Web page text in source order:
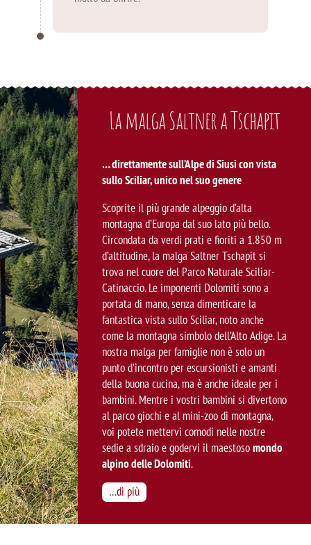
La malga Saltner a Tschapit
… direttamente sull’Alpe di Siusi con vista
sullo Sciliar, unico nel suo genere
Scoprite il più grande alpeggio d’alta
montagna d’Europa dal suo lato più bello.
Circondata da verdi prati e fioriti a 1.850 m
d’altitudine, la malga Saltner Tschapit si
trova nel cuore del Parco Naturale Sciliar-
Catinaccio. Le imponenti Dolomiti sono a
portata di mano, senza dimenticare la
fantastica vista sullo Sciliar, noto anche
come la montagna simbolo dell’Alto Adige. La
nostra malga per famiglie non è solo un
punto d’incontro per escursionisti e amanti
della buona cucina, ma è anche ideale per i
bambini. Mentre i vostri bambini si divertono
al parco giochi e al mini-zoo di montagna,
voi potete mettervi comodi nelle nostre
sedie a sdraio e godervi il maestosomondo
alpino delle Dolomiti.
…di più